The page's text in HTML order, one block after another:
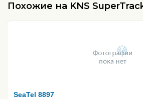
Похожие на KNS
SeaTel 8897